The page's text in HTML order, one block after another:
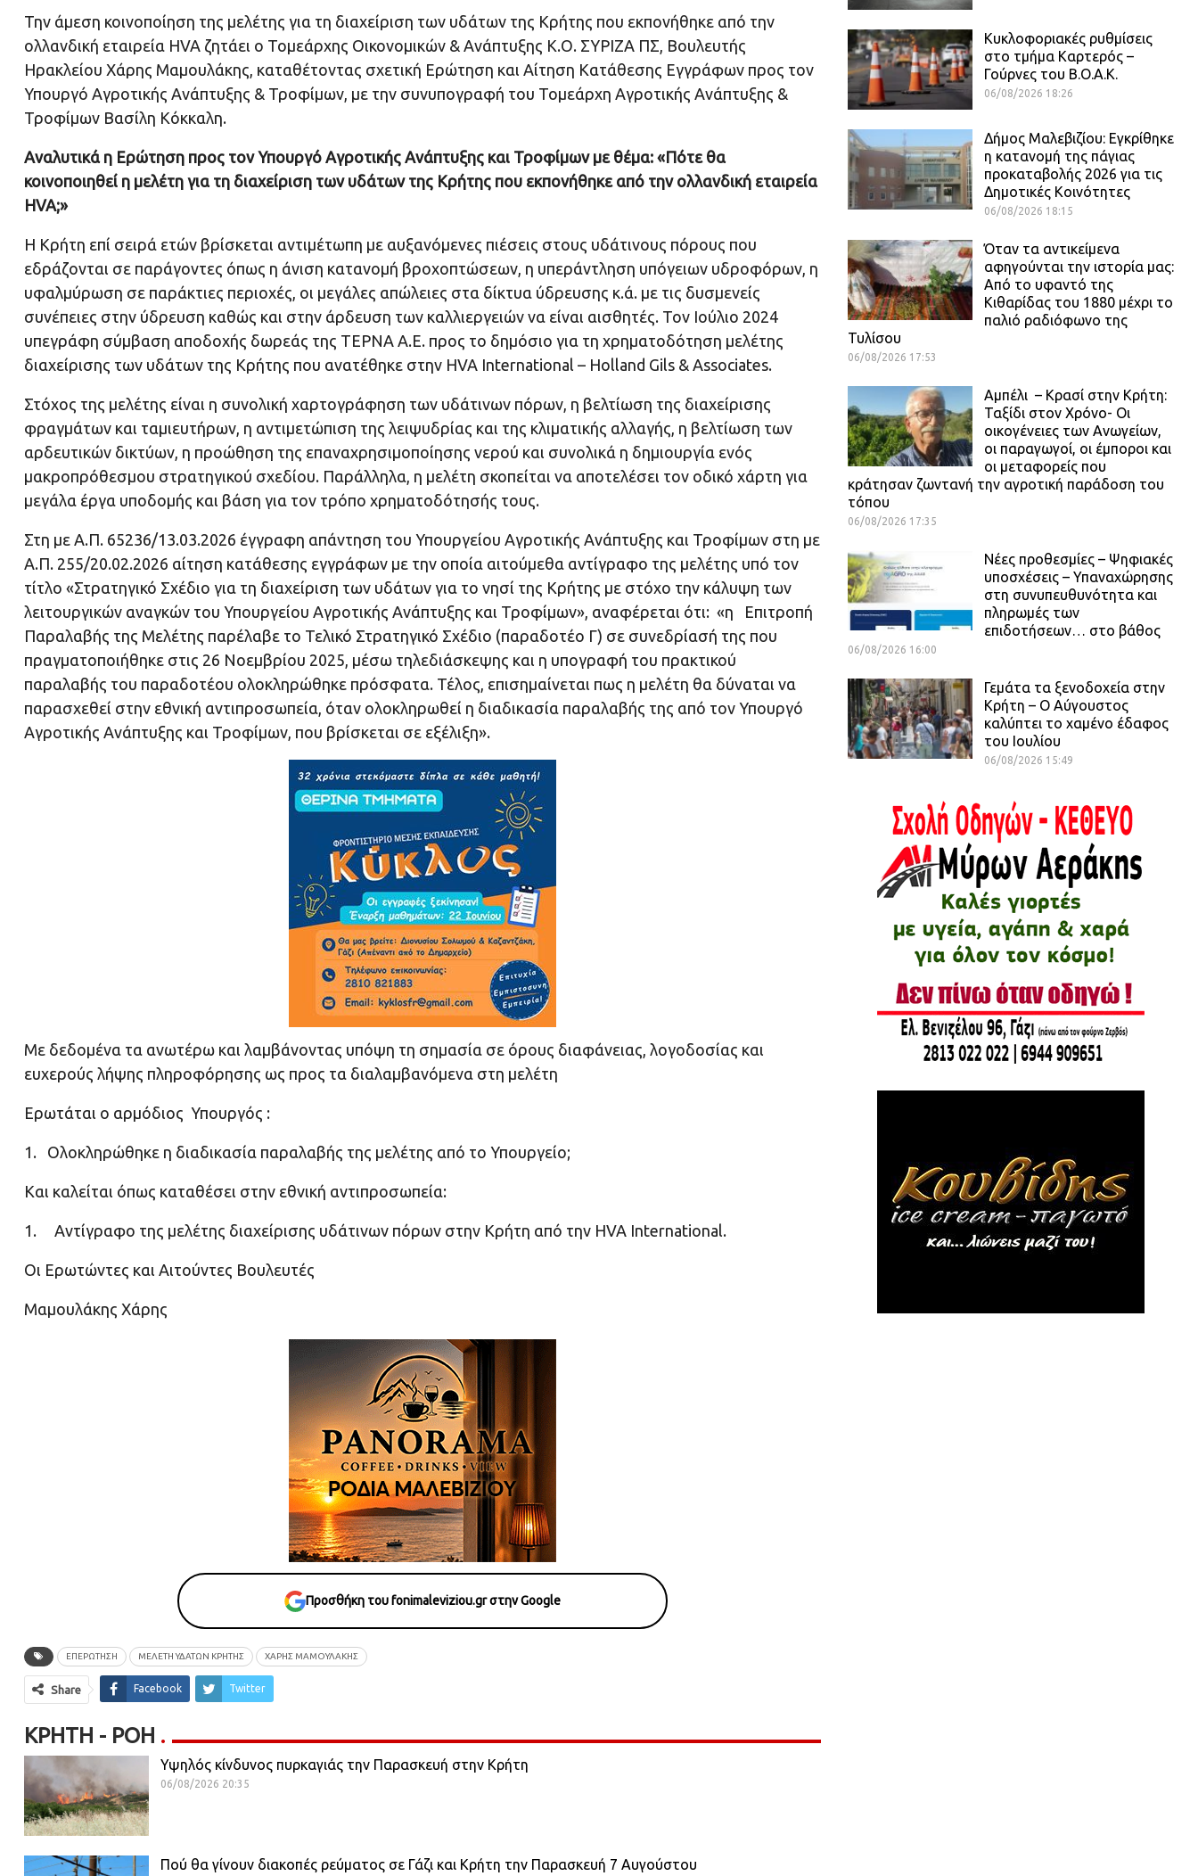
Την άμεση κοινοποίηση της μελέτης για τη διαχείριση των υδάτων της Κρήτης που εκπονήθηκε από την
ολλανδική εταιρεία HVA ζητάει ο Τομεάρχης Οικονομικών & Ανάπτυξης Κ.Ο. ΣΥΡΙΖΑ ΠΣ, Βουλευτής
Ηρακλείου Χάρης Μαμουλάκης, καταθέτοντας σχετική Ερώτηση και Αίτηση Κατάθεσης Εγγράφων προς τον
Υπουργό Αγροτικής Ανάπτυξης & Τροφίμων, με την συνυπογραφή του Τομεάρχη Αγροτικής Ανάπτυξης &
Τροφίμων Βασίλη Κόκκαλη.
Αναλυτικά η Ερώτηση προς τον Υπουργό Αγροτικής Ανάπτυξης και Τροφίμων με θέμα: «Πότε θα
κοινοποιηθεί η μελέτη για τη διαχείριση των υδάτων της Κρήτης που εκπονήθηκε από την ολλανδική εταιρεία
HVA;»
Η Κρήτη επί σειρά ετών βρίσκεται αντιμέτωπη με αυξανόμενες πιέσεις στους υδάτινους πόρους που
εδράζονται σε παράγοντες όπως η άνιση κατανομή βροχοπτώσεων, η υπεράντληση υπόγειων υδροφόρων, η
υφαλμύρωση σε παράκτιες περιοχές, οι μεγάλες απώλειες στα δίκτυα ύδρευσης κ.ά. με τις δυσμενείς
συνέπειες στην ύδρευση καθώς και στην άρδευση των καλλιεργειών να είναι αισθητές. Τον Ιούλιο 2024
υπεγράφη σύμβαση αποδοχής δωρεάς της ΤΕΡΝΑ Α.Ε. προς το δημόσιο για τη χρηματοδότηση μελέτης
διαχείρισης των υδάτων της Κρήτης που ανατέθηκε στην HVA International – Holland Gils & Associates.
Στόχος της μελέτης είναι η συνολική χαρτογράφηση των υδάτινων πόρων, η βελτίωση της διαχείρισης
φραγμάτων και ταμιευτήρων, η αντιμετώπιση της λειψυδρίας και της κλιματικής αλλαγής, η βελτίωση των
αρδευτικών δικτύων, η προώθηση της επαναχρησιμοποίησης νερού και συνολικά η δημιουργία ενός
μακροπρόθεσμου στρατηγικού σχεδίου. Παράλληλα, η μελέτη σκοπείται να αποτελέσει τον οδικό χάρτη για
μεγάλα έργα υποδομής και βάση για τον τρόπο χρηματοδότησής τους.
Στη με Α.Π. 65236/13.03.2026 έγγραφη απάντηση του Υπουργείου Αγροτικής Ανάπτυξης και Τροφίμων στη με
Α.Π. 255/20.02.2026 αίτηση κατάθεσης εγγράφων με την οποία αιτούμεθα αντίγραφο της μελέτης υπό τον
τίτλο «Στρατηγικό Σχέδιο για τη διαχείριση των υδάτων για το νησί της Κρήτης με στόχο την κάλυψη των
λειτουργικών αναγκών του Υπουργείου Αγροτικής Ανάπτυξης και Τροφίμων», αναφέρεται ότι: «η Επιτροπή
Παραλαβής της Μελέτης παρέλαβε το Τελικό Στρατηγικό Σχέδιο (παραδοτέο Γ) σε συνεδρίασή της που
πραγματοποιήθηκε στις 26 Νοεμβρίου 2025, μέσω τηλεδιάσκεψης και η υπογραφή του πρακτικού
παραλαβής του παραδοτέου ολοκληρώθηκε πρόσφατα. Τέλος, επισημαίνεται πως η μελέτη θα δύναται να
παρασχεθεί στην εθνική αντιπροσωπεία, όταν ολοκληρωθεί η διαδικασία παραλαβής της από τον Υπουργό
Αγροτικής Ανάπτυξης και Τροφίμων, που βρίσκεται σε εξέλιξη».
Με δεδομένα τα ανωτέρω και λαμβάνοντας υπόψη τη σημασία σε όρους διαφάνειας, λογοδοσίας και
ευχερούς λήψης πληροφόρησης ως προς τα διαλαμβανόμενα στη μελέτη
Ερωτάται ο αρμόδιος Υπουργός :
1. Ολοκληρώθηκε η διαδικασία παραλαβής της μελέτης από το Υπουργείο;
Και καλείται όπως καταθέσει στην εθνική αντιπροσωπεία:
1. Αντίγραφο της μελέτης διαχείρισης υδάτινων πόρων στην Κρήτη από την HVA International.
Οι Ερωτώντες και Αιτούντες Βουλευτές
Μαμουλάκης Χάρης
Προσθήκη του fonimaleviziou.gr στην Google
ΕΠΕΡΩΤΗΣΗ ΜΕΛΕΤΗ ΥΔΑΤΩΝ ΚΡΗΤΗΣ ΧΆΡΗΣ ΜΑΜΟΥΛΆΚΗΣ
Share Facebook Twitter
ΚΡΉΤΗ - ΡΟΗ
Υψηλός κίνδυνος πυρκαγιάς την Παρασκευή στην Κρήτη
06/08/2026 20:35
Πού θα γίνουν διακοπές ρεύματος σε Γάζι και Κρήτη την Παρασκευή 7 Αυγούστου
Κυκλοφοριακές ρυθμίσεις
στο τμήμα Καρτερός –
Γούρνες του Β.Ο.Α.Κ.
06/08/2026 18:26
Δήμος Μαλεβιζίου: Εγκρίθηκε
η κατανομή της πάγιας
προκαταβολής 2026 για τις
Δημοτικές Κοινότητες
06/08/2026 18:15
Όταν τα αντικείμενα
αφηγούνται την ιστορία μας:
Από το υφαντό της
Κιθαρίδας του 1880 μέχρι το
παλιό ραδιόφωνο της
Τυλίσου
06/08/2026 17:53
Αμπέλι – Κρασί στην Κρήτη:
Ταξίδι στον Χρόνο- Οι
οικογένειες των Ανωγείων,
οι παραγωγοί, οι έμποροι και
οι μεταφορείς που
κράτησαν ζωντανή την αγροτική παράδοση του
τόπου
06/08/2026 17:35
Νέες προθεσμίες – Ψηφιακές
υποσχέσεις – Υπαναχώρησης
στη συνυπευθυνότητα και
πληρωμές των
επιδοτήσεων… στο βάθος
06/08/2026 16:00
Γεμάτα τα ξενοδοχεία στην
Κρήτη – Ο Αύγουστος
καλύπτει το χαμένο έδαφος
του Ιουλίου
06/08/2026 15:49